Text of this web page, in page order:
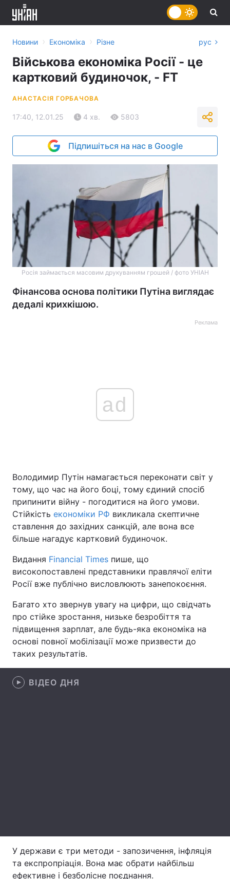
Головна Війна
Україна Політика
Спорт Наука
Зброя Інциденти
Здоров'я Туризм
Екологія
Новини › Економіка › Різне рус
Військова економіка Росії - це
картковий будиночок, - FT
АНАСТАСІЯ ГОРБАЧОВА
17:40, 12.01.25 4 хв. 5803
Підпишіться на нас в Google
Росія займається масовим друкуванням грошей / фото УНІАН
Фінансова основа політики Путіна виглядає
дедалі крихкішою.
Реклама
ad
Володимир Путін намагається переконати світ у
тому, що час на його боці, тому єдиний спосіб
припинити війну - погодитися на його умови.
Стійкість економіки РФ викликала скептичне
ставлення до західних санкцій, але вона все
більше нагадує картковий будиночок.
Видання Financial Times пише, що
високопоставлені представники правлячої еліти
Росії вже публічно висловлюють занепокоєння.
Багато хто звернув увагу на цифри, що свідчать
про стійке зростання, низьке безробіття та
підвищення зарплат, але будь-яка економіка на
основі повної мобілізації може призвести до
таких результатів.
ВІДЕО ДНЯ
У держави є три методи - запозичення, інфляція
та експропріація. Вона має обрати найбільш
ефективне і безболісне поєднання.